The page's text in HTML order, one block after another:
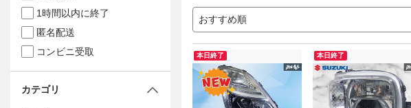
おすすめ順
本日終了 本日終了
1時間以内に終了
匿名配送
コンビニ受取
カテゴリ